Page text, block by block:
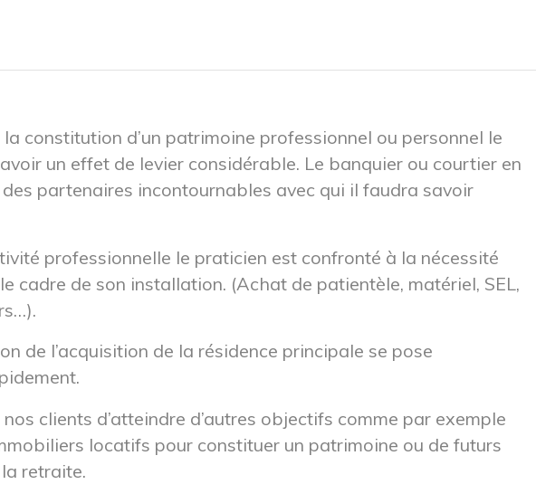
constitution d’un patrimoine professionnel ou personnel le
un effet de levier considérable. Le banquier ou courtier en
partenaires incontournables avec qui il faudra savoir
professionnelle le praticien est confronté à la nécessité
cadre de son installation. (Achat de patientèle, matériel, SEL,
de l’acquisition de la résidence principale se pose
clients d’atteindre d’autres objectifs comme par exemple
locatifs pour constituer un patrimoine ou de futurs
retraite.